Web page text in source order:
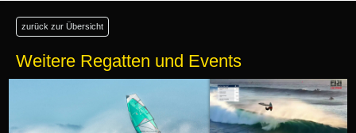
Weitere Regatten und Events
zurück zur Übersicht